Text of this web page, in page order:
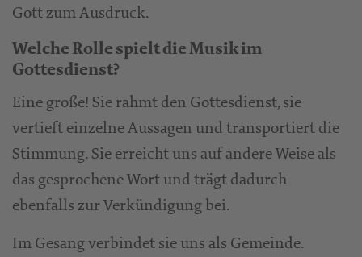
Gott zum Ausdruck.
Welche Rolle spielt die Musik im
Gottesdienst?
Eine große! Sie rahmt den Gottesdienst, sie
vertieft einzelne Aussagen und transportiert die
Stimmung. Sie erreicht uns auf andere Weise als
das gesprochene Wort und trägt dadurch
ebenfalls zur Verkündigung bei.
Im Gesang verbindet sie uns als Gemeinde.